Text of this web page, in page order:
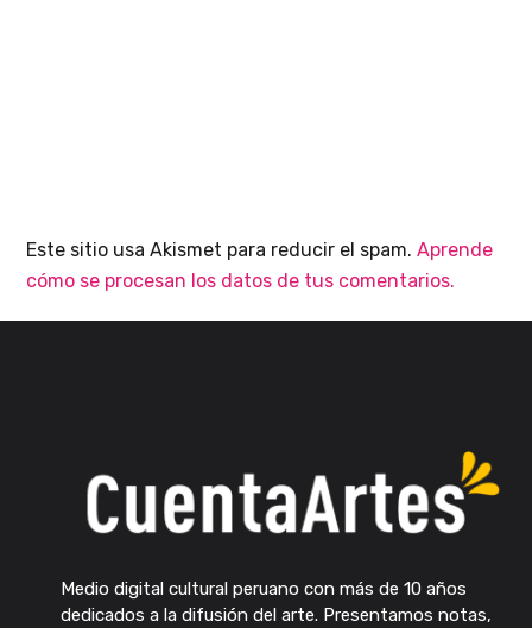
Este sitio usa Akismet para reducir el spam.Aprende
cómo se procesan los datos de tus comentarios.
Medio digital cultural peruano con más de 10 años
dedicados a la difusión del arte. Presentamos notas,